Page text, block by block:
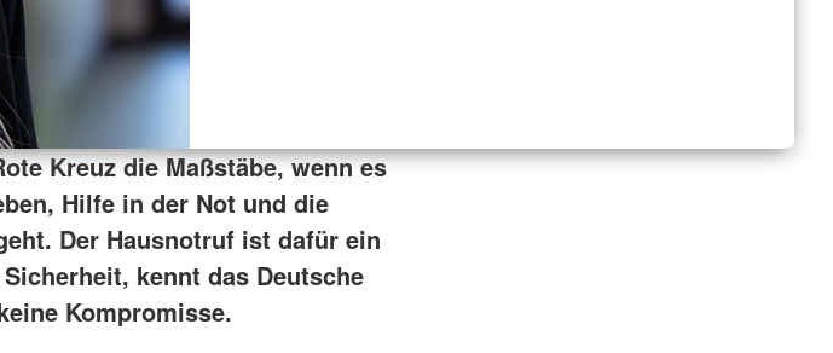
Kreuz die Maßstäbe, wenn es
Hilfe in der Not und die
Der Hausnotruf ist dafür ein
kennt das Deutsche
Kompromisse.